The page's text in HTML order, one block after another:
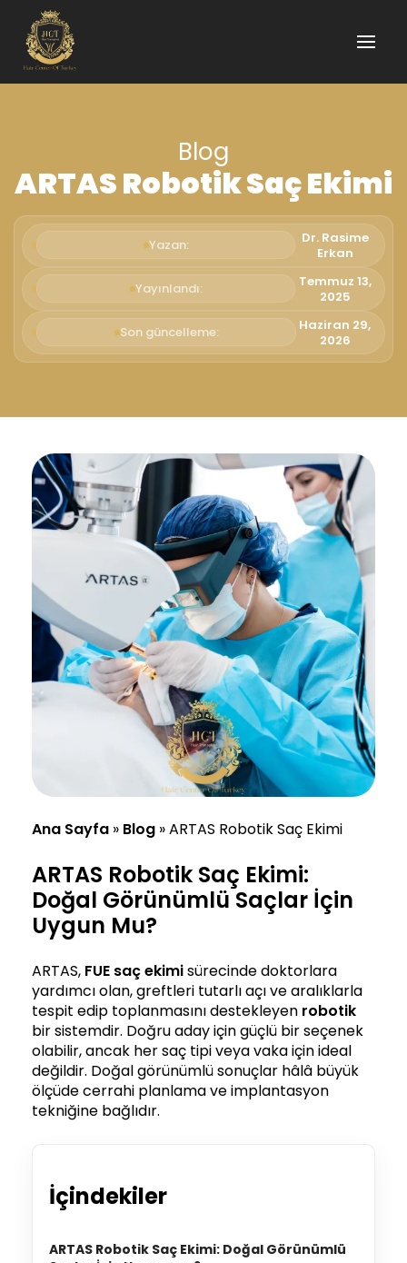
Blog
ARTAS Robotik Saç Ekimi
Yazan:
Dr. Rasime
Erkan
Yayınlandı:
Temmuz 13,
2025
Son güncelleme:
Haziran 29,
2026
Ana Sayfa » Blog »ARTAS Robotik Saç Ekimi
ARTAS Robotik Saç Ekimi:
Doğal Görünümlü Saçlar İçin
Uygun Mu?
ARTAS, FUE saç ekimisürecinde doktorlara
yardımcı olan, greftleri tutarlı açı ve aralıklarla
tespit edip toplanmasını destekleyen robotik
bir sistemdir. Doğru aday için güçlü bir seçenek
olabilir, ancak her saç tipi veya vaka için ideal
değildir. Doğal görünümlü sonuçlar hâlâ büyük
ölçüde cerrahi planlama ve implantasyon
tekniğine bağlıdır.
İçindekiler
ARTAS Robotik Saç Ekimi: Doğal Görünümlü